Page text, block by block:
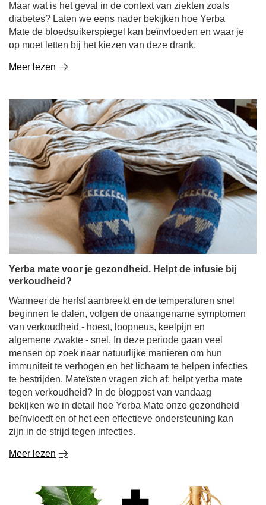
Maar wat is het geval in de context van ziekten zoals
diabetes? Laten we eens nader bekijken hoe Yerba
Mate de bloedsuikerspiegel kan beïnvloeden en waar je
op moet letten bij het kiezen van deze drank.
Meer lezen
Yerba mate voor je gezondheid. Helpt de infusie bij
verkoudheid?
Wanneer de herfst aanbreekt en de temperaturen snel
beginnen te dalen, volgen de onaangename symptomen
van verkoudheid - hoest, loopneus, keelpijn en
algemene zwakte - snel. In deze periode gaan veel
mensen op zoek naar natuurlijke manieren om hun
immuniteit te verhogen en het lichaam te helpen infecties
te bestrijden. Mateïsten vragen zich af: helpt yerba mate
tegen verkoudheid? In de blogpost van vandaag
bekijken we in detail hoe Yerba Mate onze gezondheid
beïnvloedt en of het een effectieve ondersteuning kan
zijn in de strijd tegen infecties.
Meer lezen